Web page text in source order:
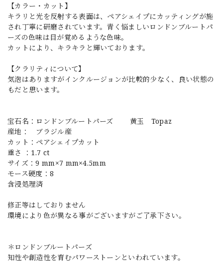
【カラー・カット】
キラリと光を反射する表面は、ペアシェイプにカッティングが施
され丁寧に研磨されています。青く悩ましいロンドンブルートパ
ーズの色味は目が覚めるような色味。
カットにより、キラキラと輝いております。
【クラリティについて】
気泡はありますがインクルージョンが比較的少なく、良い状態の
もだと思います。
宝石名：ロンドンブルートパーズ 黄玉 Topaz
産地： ブラジル産
カット：ペアシェイプカット
重さ ：1.7 ct
サイズ：9 mm×7 mm×4.5mm
モース硬度：8
含浸処理済
修正等はしておりません
環境により色が異なる事がございますがご了承下さい。
＊ロンドンブルートパーズ
知性や創造性を育むパワーストーンといわれています。